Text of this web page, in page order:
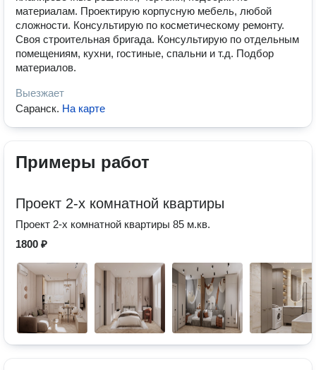
материалам. Проектирую корпусную мебель, любой
сложности. Консультирую по косметическому ремонту.
Своя строительная бригада. Консультирую по отдельным
помещениям, кухни, гостиные, спальни и т.д. Подбор
материалов.
Выезжает
Саранск. На карте
Примеры работ
Проект 2-х комнатной квартиры
Проект 2-х комнатной квартиры 85 м.кв.
1800 ₽